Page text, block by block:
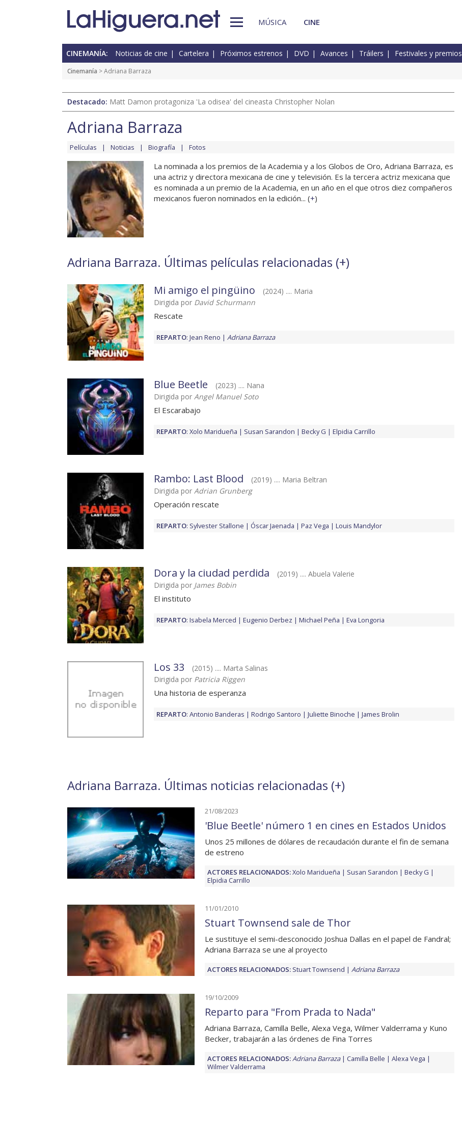
MÚSICA CINE
CINEMANÍA: Noticias de cine Cartelera Próximos estrenos DVD Avances Tráilers Festivales y premios
Cinemanía > Adriana Barraza
Destacado: Matt Damon protagoniza 'La odisea' del cineasta Christopher Nolan
Adriana Barraza
Películas Noticias Biografía Fotos
La nominada a los premios de la Academia y a los Globos de Oro, Adriana Barraza, es
una actriz y directora mexicana de cine y televisión. Es la tercera actriz mexicana que
es nominada a un premio de la Academia, en un año en el que otros diez compañeros
mexicanos fueron nominados en la edición... (+)
Adriana Barraza. Últimas películas relacionadas (+)
Mi amigo el pingüino
(2024) .... Maria
Dirigida por David Schurmann
Rescate
REPARTO: Jean Reno Adriana Barraza
Blue Beetle
(2023) .... Nana
Dirigida por Angel Manuel Soto
El Escarabajo
REPARTO: Xolo Maridueña Susan Sarandon Becky G Elpidia Carrillo
Rambo: Last Blood
(2019) .... Maria Beltran
Dirigida por Adrian Grunberg
Operación rescate
REPARTO: Sylvester Stallone Óscar Jaenada Paz Vega Louis Mandylor
Dora y la ciudad perdida
(2019) .... Abuela Valerie
Dirigida por James Bobin
El instituto
REPARTO: Isabela Merced Eugenio Derbez Michael Peña Eva Longoria
Los 33
(2015) .... Marta Salinas
Dirigida por Patricia Riggen
Una historia de esperanza
REPARTO: Antonio Banderas Rodrigo Santoro Juliette Binoche James Brolin
Adriana Barraza. Últimas noticias relacionadas (+)
21/08/2023
'Blue Beetle' número 1 en cines en Estados Unidos
Unos 25 millones de dólares de recaudación durante el fin de semana
de estreno
ACTORES RELACIONADOS:Xolo Maridueña Susan Sarandon
Becky G
Elpidia Carrillo
11/01/2010
Stuart Townsend sale de Thor
Le sustituye el semi-desconocido Joshua Dallas en el papel de Fandral;
Adriana Barraza se une al proyecto
ACTORES RELACIONADOS: Stuart Townsend Adriana Barraza
19/10/2009
Reparto para "From Prada to Nada"
Adriana Barraza, Camilla Belle, Alexa Vega, Wilmer Valderrama y Kuno
Becker, trabajarán a las órdenes de Fina Torres
ACTORES RELACIONADOS:Adriana Barraza Camilla Belle
Alexa Vega
Wilmer Valderrama